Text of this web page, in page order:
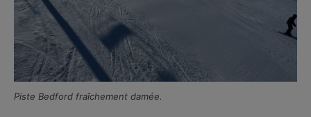
Piste Bedford fraîchement damée.